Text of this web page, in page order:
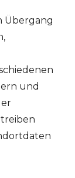
Übergang
und